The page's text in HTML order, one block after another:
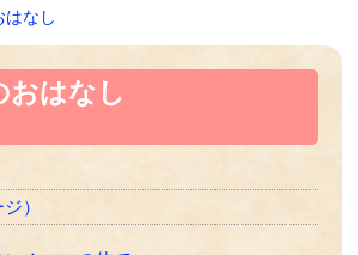
はなし
おはなし
）